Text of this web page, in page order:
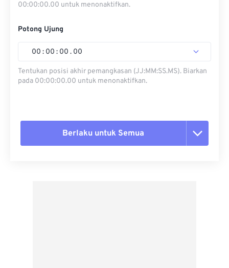
00:00:00.00 untuk menonaktifkan.
Potong Ujung
00 : 00 : 00 . 00
Tentukan posisi akhir pemangkasan (JJ:MM:SS.MS). Biarkan
pada 00:00:00.00 untuk menonaktifkan.
Berlaku untuk Semua